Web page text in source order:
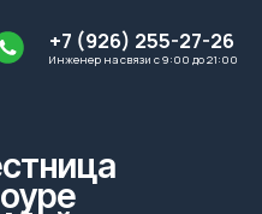
(926) 255-27-26
Инженер на связи с 9:00 до 21:00
Партнёрам
+7 (926) 255-27-26